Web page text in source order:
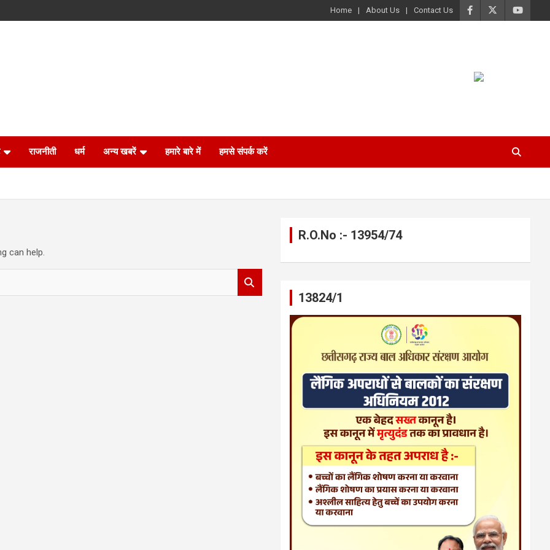
Home About Us Contact Us
राजनीती धर्म अन्य खबरें हमारे बारे में हमसे संपर्क करें
can help.
R.O.No :- 13954/74
13824/1